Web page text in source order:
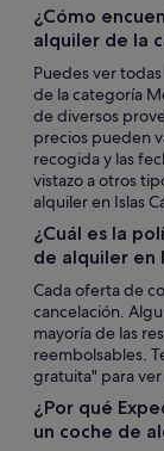
¿Cómo
alquiler de la
Puedes ver
de la categoría
de diversos
precios pueden
recogida y las
vistazo a otros
alquiler en Islas
¿Cuál es la
de alquiler en
Cada oferta de
cancelación.
mayoría de las
reembolsables.
gratuita" para
¿Por qué
un coche de